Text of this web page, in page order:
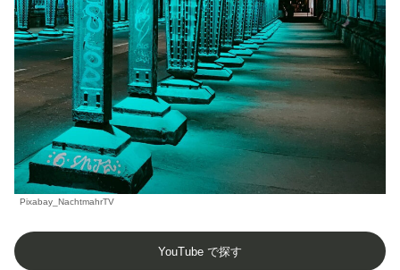
Pixabay_NachtmahrTV
YouTube で探す